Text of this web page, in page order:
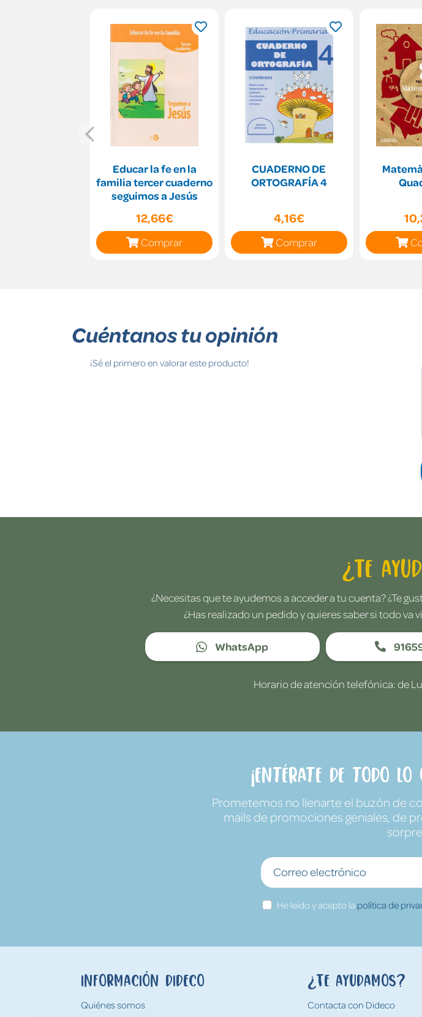
Educar la fe en la
familia tercer cuaderno
seguimos a Jesús
12,66€
Comprar
CUADERNO DE
ORTOGRAFÍA 4
4,16€
Comprar
Cuéntanos tu opinión
¡Sé el primero en valorar este producto!
¿Te
¿Necesitas que te ayudemos a acceder a tu cuenta? ¿Te
¿Has realizado un pedido y quieres saber si todo
WhatsApp
Horario de atención telefónica: de
¡Entérate de todo lo
Prometemos no llenarte el buzón de
mails de promociones geniales, de
He leído y acepto la política de
Información Dideco
Quiénes somos
¿Te ayudamos?
Contacta con Dideco